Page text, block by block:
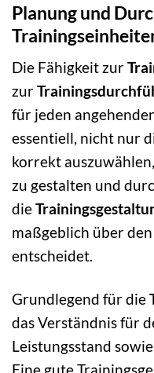
Planung und
Die Fähigkeit zur
zur
für jeden
essentiell, nicht nur
korrekt
zu gestalten und
die
maßgeblich über
entscheidet.
Grundlegend für die
das Verständnis für
Leistungsstand